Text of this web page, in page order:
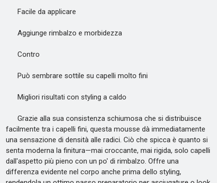
Facile da applicare
Aggiunge rimbalzo e morbidezza
Contro
Può sembrare sottile su capelli molto fini
Migliori risultati con styling a caldo
Grazie alla sua consistenza schiumosa che si distribuisce
facilmente tra i capelli fini, questa mousse dà immediatamente
una sensazione di densità alle radici. Ciò che spicca è quanto si
senta moderna la finitura—mai croccante, mai rigida, solo capelli
dall'aspetto più pieno con un po' di rimbalzo. Offre una
differenza evidente nel corpo anche prima dello styling,